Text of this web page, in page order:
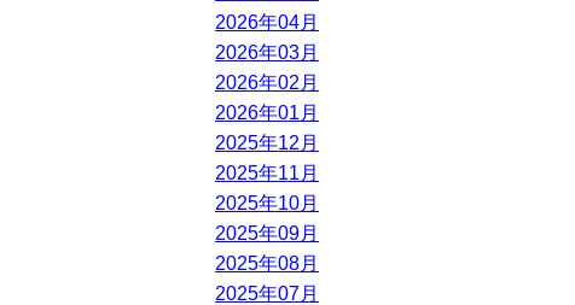
2026年04月
2026年03月
2026年02月
2026年01月
2025年12月
2025年11月
2025年10月
2025年09月
2025年08月
2025年07月